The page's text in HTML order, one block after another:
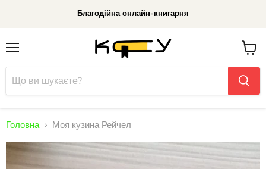
Благодійна онлайн-книгарня
До
Головна Моя кузина Рейчел